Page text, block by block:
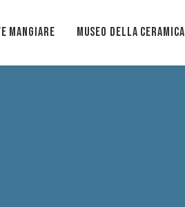
mangiare Museo della ceramica